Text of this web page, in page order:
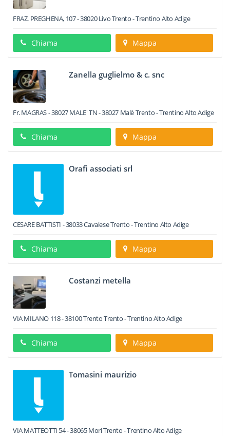
FRAZ. PREGHENA, 107-38020 LivoTrento -Trentino Alto Adige
Chiama Mappa
Zanella guglielmo & c. snc
Fr. MAGRAS - 38027 MALE' TN-38027 MalèTrento -Trentino Alto Adige
Chiama Mappa
Orafi associati srl
CESARE BATTISTI -38033CavaleseTrento -Trentino Alto Adige
Chiama Mappa
Costanzi metella
VIA MILANO 118-38100TrentoTrento -Trentino Alto Adige
Chiama Mappa
Tomasini maurizio
VIA MATTEOTTI 54-38065MoriTrento -Trentino Alto Adige